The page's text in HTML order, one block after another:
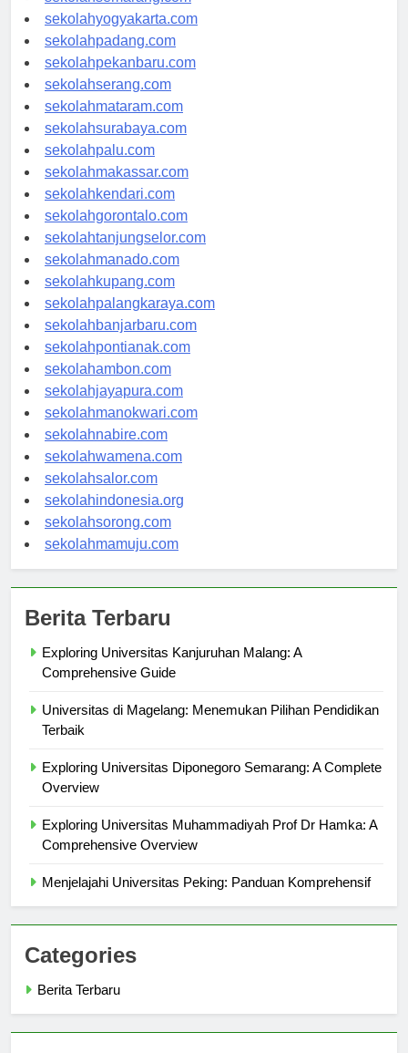
sekolahsemarang.com
sekolahyogyakarta.com
sekolahpadang.com
sekolahpekanbaru.com
sekolahserang.com
sekolahmataram.com
sekolahsurabaya.com
sekolahpalu.com
sekolahmakassar.com
sekolahkendari.com
sekolahgorontalo.com
sekolahtanjungselor.com
sekolahmanado.com
sekolahkupang.com
sekolahpalangkaraya.com
sekolahbanjarbaru.com
sekolahpontianak.com
sekolahambon.com
sekolahjayapura.com
sekolahmanokwari.com
sekolahnabire.com
sekolahwamena.com
sekolahsalor.com
sekolahindonesia.org
sekolahsorong.com
Berita Terbaru
Exploring Universitas Kanjuruhan Malang: A
Universitas di Magelang: Menemukan Pilihan Pendidikan
Exploring Universitas Diponegoro Semarang: A Complete
Exploring Universitas Muhammadiyah Prof Dr Hamka: A
Categories